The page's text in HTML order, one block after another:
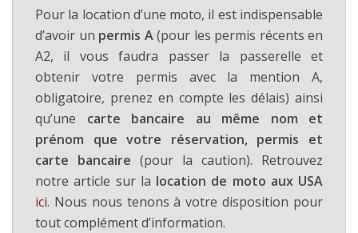
Pour la location d’une moto, il est indispensable
d’avoir un permis A(pour les permis récents en
A2, il vous faudra passer la passerelle et
obtenir votre permis avec la mention A,
obligatoire, prenez en compte les délais) ainsi
qu’une carte bancaire au même nom et
prénom que votre réservation, permis et
carte bancaire (pour la caution). Retrouvez
notre article sur la location de moto aux USA
ici. Nous nous tenons à votre disposition pour
tout complément d’information.